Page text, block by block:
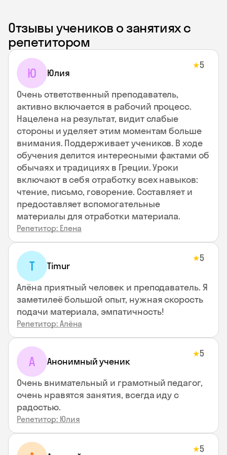
Отзывы учеников о занятиях с
репетитором
Ю Юлия
★5
Очень ответственный преподаватель,
активно включается в рабочий процесс.
Нацелена на результат, видит слабые
стороны и уделяет этим моментам больше
внимания. Поддерживает учеников. В ходе
обучения делится интересными фактами об
обычаях и традициях в Греции. Уроки
включают в себя отработку всех навыков:
чтение, письмо, говорение. Составляет и
предоставляет вспомогательные
материалы для отработки материала.
Репетитор: Елена
T Timur
★5
Алёна приятный человек и преподаватель. Я
заметилеё большой опыт, нужная скорость
подачи материала, эмпатичность!
Репетитор: Алёна
А Анонимный ученик
★5
Очень внимательный и грамотный педагог,
очень нравятся занятия, всегда иду с
радостью.
Репетитор: Юлия
★5